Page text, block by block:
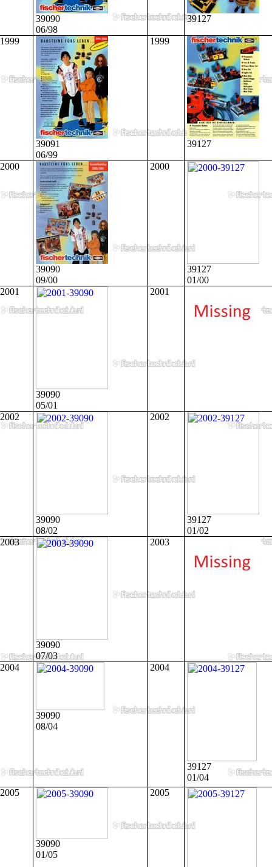
39090
06/98
39127
1999
39091
06/99
1999
39127
2000
39090
09/00
2000
39127
01/00
2001
39090
05/01
2001
2002
39090
08/02
2002
39127
01/02
2003
39090
07/03
2003
2004
39090
08/04
2004
39127
01/04
2005
39090
01/05
2005